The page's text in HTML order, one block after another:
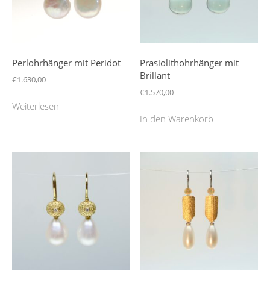
Perlohrhänger mit Peridot
€1.630,00
Weiterlesen
Prasiolithohrhänger mit
Brillant
€1.570,00
In den Warenkorb